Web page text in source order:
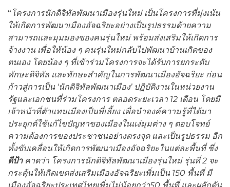
“ โครงการนักดิจิทัลพัฒนาเมืองรุ่นใหม่ เป็นโครงการที่มุ่งเน้น
ให้เกิดการพัฒนาเมืองอัจฉริยะอย่างเป็นรูปธรรมด้วยความ
สามารถและมุมมองของคนรุ่นใหม่ พร้อมส่งเสริมให้เกิดการ
จ้างงาน เพื่อให้น้อง ๆ คนรุ่นใหม่กลับไปพัฒนาบ้านเกิดของ
ตนเอง โดยน้อง ๆ ที่เข้าร่วมโครงการจะได้รับการยกระดับ
ทักษะดิจิทัล และทักษะสำคัญในการพัฒนาเมืองอัจฉริยะ ก่อน
ก้าวสู่การเป็น ‘นักดิจิทัลพัฒนาเมือง’ ปฏิบัติงานในหน่วยงาน
รัฐและเอกชนที่ร่วมโครงการ ตลอดระยะเวลา 12 เดือน โดยมี
เจ้าหน้าที่ตัวแทนเมืองเป็นพี่เลี้ยง เพื่อนำองค์ความรู้ที่ได้มา
ประยุกต์ใช้แก้ไขปัญหาของเมืองในแง่มุมต่าง ๆ ตอบโจทย์
ความต้องการของประชาชนอย่างตรงจุด และเป็นรูปธรรม อีก
ทั้งขับเคลื่อนให้เกิดการพัฒนาเมืองอัจฉริยะในแต่ละพื้นที่ ซึ่ง
ดีป้าคาดว่า โครงการนักดิจิทัลพัฒนาเมืองรุ่นใหม่ รุ่นที่ 2 จะ
กระตุ้นให้เกิดเขตส่งเสริมเมืองอัจฉริยะเพิ่มเป็น 150 พื้นที่ มี